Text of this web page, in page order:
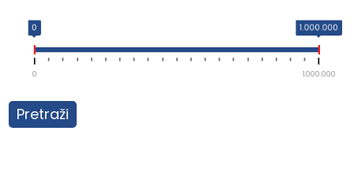
0 1.000.000
0 1.000.000
Pretraži